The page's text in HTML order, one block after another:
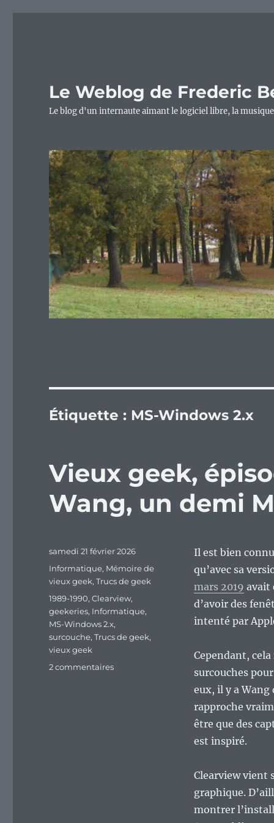
Le Weblog de Frederic
Le blog d'un internaute aimant le logiciel libre, la
Étiquette : MS-Windows 2.x
Vieux geek,
Wang, un demi
Il est bien
qu’avec sa
mars 2019 avait
d’avoir des
intenté par
Cependant,
surcouches
eux, il y a Wang
rapproche
être que des
est inspiré.
Clearview vient
graphique.
montrer
Publié
samedi 21 février 2026
Catégories
Informatique, Mémoire de
vieux geek,Trucs de geek
Étiquettes
1989-1990,Clearview,
geekeries, Informatique,
MS-Windows 2.x,
surcouche,Trucs de geek,
vieux geek
2 commentairessur